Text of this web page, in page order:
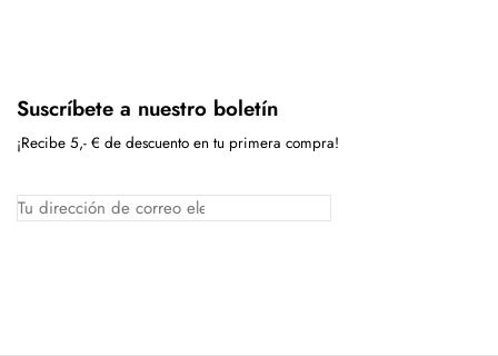
Suscríbete a nuestro boletín
¡Recibe 5,- € de descuento en tu primera compra!